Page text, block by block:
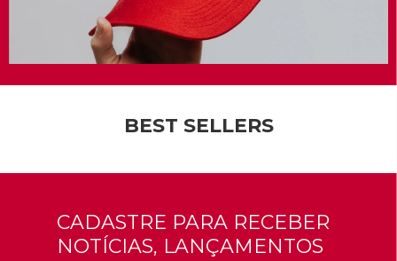
BEST SELLERS
CADASTRE PARA RECEBER
NOTÍCIAS, LANÇAMENTOS